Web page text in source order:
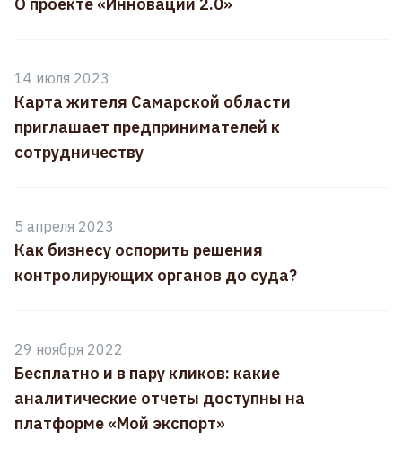
14 июля 2023
Карта жителя Самарской области
приглашает предпринимателей к
сотрудничеству
5 апреля 2023
Как бизнесу оспорить решения
контролирующих органов до суда?
29 ноября 2022
Бесплатно и в пару кликов: какие
аналитические отчеты доступны на
платформе «Мой экспорт»